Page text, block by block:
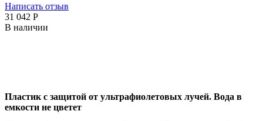
Написать отзыв
31 042 Р
В наличии
Пластик с защитой от ультрафиолетовых лучей. Вода в
емкости не цветет